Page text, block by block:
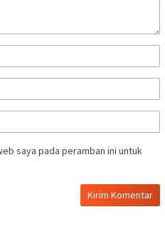
saya pada peramban ini untuk